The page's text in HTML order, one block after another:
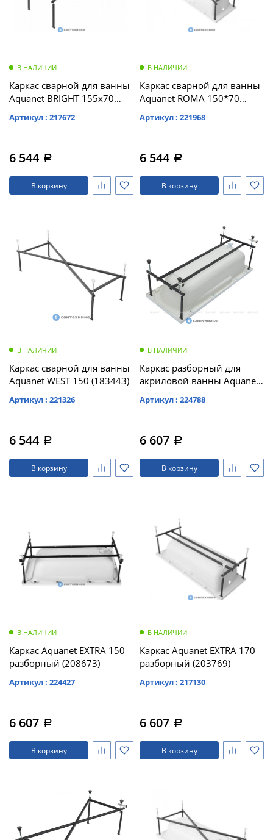
В НАЛИЧИИ
Каркас сварной для ванны
Aquanet BRIGHT 155х70
Артикул : 217672
6 544 a
В корзину
В НАЛИЧИИ
Каркас сварной для ванны
Aquanet ROMA 150*70
Артикул : 221968
6 544 a
В корзину
В НАЛИЧИИ
Каркас сварной для ванны
Aquanet WEST 150 (183443)
Артикул : 221326
6 544 a
В корзину
В НАЛИЧИИ
Каркас разборный для
акриловой ванны Aquanet
Артикул : 224788
6 607 a
В корзину
В НАЛИЧИИ
Каркас Aquanet EXTRA 150
разборный (208673)
Артикул : 224427
6 607 a
В корзину
В НАЛИЧИИ
Каркас Aquanet EXTRA 170
разборный (203769)
Артикул : 217130
6 607 a
В корзину